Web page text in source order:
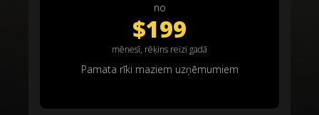
no
$199
mēnesī, rēķins reizi gadā
Pamata rīki maziem uzņēmumiem